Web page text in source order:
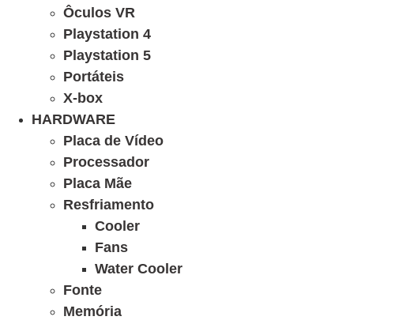
Ôculos VR
Playstation 4
Playstation 5
Portáteis
X-box
HARDWARE
Placa de Vídeo
Processador
Placa Mãe
Resfriamento
Cooler
Fans
Water Cooler
Fonte
Memória